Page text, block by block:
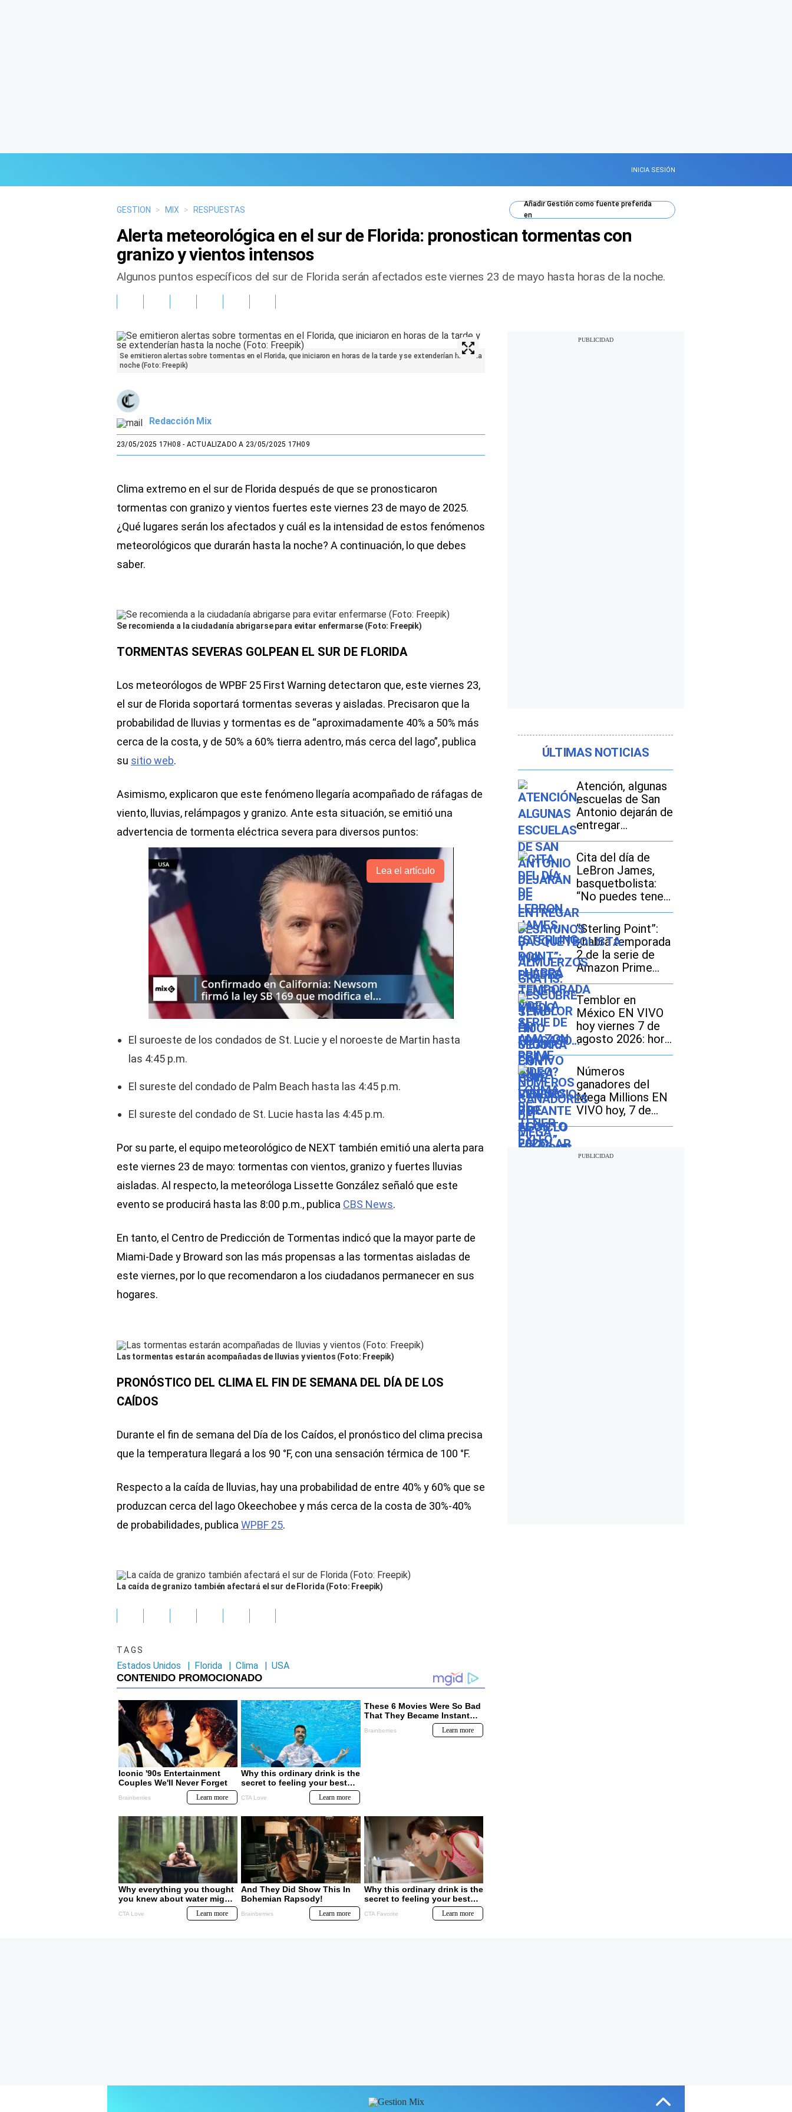
INICIA SESIÓN
GESTION > MIX > RESPUESTAS
AñadirGestióncomo fuente preferida
en
Alerta meteorológica en el sur de Florida: pronostican tormentas con
granizo y vientos intensos
Algunos puntos específicos del sur de Florida serán afectados este viernes 23 de mayo hasta horas de la noche.
Se emitieron alertas sobre tormentas en el Florida, que iniciaron en horas de la tarde y se extenderían hasta la
noche (Foto: Freepik)
Redacción Mix
23/05/2025 17H08 - ACTUALIZADO A 23/05/2025 17H09
Clima extremo en el sur de Florida después de que se pronosticaron
tormentas con granizo y vientos fuertes este viernes 23 de mayo de 2025.
¿Qué lugares serán los afectados y cuál es la intensidad de estos fenómenos
meteorológicos que durarán hasta la noche? A continuación, lo que debes
saber.
Se recomienda a la ciudadanía abrigarse para evitar enfermarse (Foto: Freepik)
TORMENTAS SEVERAS GOLPEAN EL SUR DE FLORIDA
Los meteorólogos de WPBF 25 First Warning detectaron que, este viernes 23,
el sur de Florida soportará tormentas severas y aisladas. Precisaron que la
probabilidad de lluvias y tormentas es de “aproximadamente 40% a 50% más
cerca de la costa, y de 50% a 60% tierra adentro, más cerca del lago”, publica
su sitio web.
Asimismo, explicaron que este fenómeno llegaría acompañado de ráfagas de
viento, lluvias, relámpagos y granizo. Ante esta situación, se emitió una
advertencia de tormenta eléctrica severa para diversos puntos:
Lea el artículo
El suroeste de los condados de St. Lucie y el noroeste de Martin hasta
las 4:45 p.m.
El sureste del condado de Palm Beach hasta las 4:45 p.m.
El sureste del condado de St. Lucie hasta las 4:45 p.m.
Por su parte, el equipo meteorológico de NEXT también emitió una alerta para
este viernes 23 de mayo: tormentas con vientos, granizo y fuertes lluvias
aisladas. Al respecto, la meteoróloga Lissette González señaló que este
evento se producirá hasta las 8:00 p.m., publica CBS News.
En tanto, el Centro de Predicción de Tormentas indicó que la mayor parte de
Miami-Dade y Broward son las más propensas a las tormentas aisladas de
este viernes, por lo que recomendaron a los ciudadanos permanecer en sus
hogares.
Las tormentas estarán acompañadas de lluvias y vientos (Foto: Freepik)
PRONÓSTICO DEL CLIMA EL FIN DE SEMANA DEL DÍA DE LOS
CAÍDOS
Durante el fin de semana del Día de los Caídos, el pronóstico del clima precisa
que la temperatura llegará a los 90 °F, con una sensación térmica de 100 °F.
Respecto a la caída de lluvias, hay una probabilidad de entre 40% y 60% que se
produzcan cerca del lago Okeechobee y más cerca de la costa de 30%-40%
de probabilidades, publica WPBF 25.
La caída de granizo también afectará el sur de Florida (Foto: Freepik)
TAGS
Estados Unidos | Florida | Clima | USA
ÚLTIMAS NOTICIAS
Atención, algunas
escuelas de San
Antonio dejarán de
entregar
desayunos y
almuerzos gratis:
descubre si tu hijo
seguirá con este
beneficio durante
el ciclo escolar
2026-2027
Cita del día de
LeBron James,
basquetbolista:
“No puedes tener
miedo al fracaso...
Es la única forma
de tener éxito”
“Sterling Point”:
¿habrá temporada
2 de la serie de
Amazon Prime
Video?
Temblor en
México EN VIVO
hoy viernes 7 de
agosto 2026: hora
exacta, magnitud y
dónde fue el
epicentro del
último
Números
ganadores del
Mega Millions EN
VIVO hoy, 7 de
agosto 2026: mira
jackpot de $70